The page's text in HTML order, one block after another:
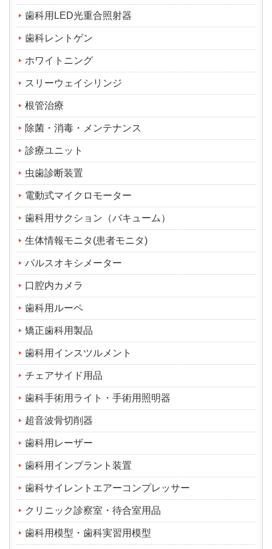
歯科用LED光重合照射器
歯科レントゲン
ホワイトニング
スリーウェイシリンジ
根管治療
除菌・消毒・メンテナンス
診療ユニット
虫歯診断装置
電動式マイクロモーター
歯科用サクション（バキューム）
生体情報モニタ(患者モニタ)
パルスオキシメーター
口腔内カメラ
歯科用ルーペ
矯正歯科用製品
歯科用インスツルメント
チェアサイド用品
歯科手術用ライト・手術用照明器
超音波骨切削器
歯科用レーザー
歯科用インプラント装置
歯科サイレントエアーコンプレッサー
クリニック診察室・待合室用品
歯科用模型・歯科実習用模型